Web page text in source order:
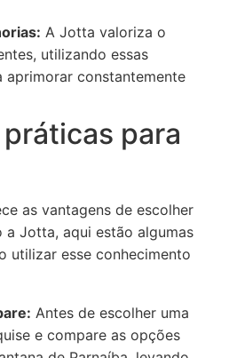
A Jotta valoriza o
utilizando essas
aprimorar constantemente
para
as vantagens de escolher
Jotta, aqui estão algumas
utilizar esse conhecimento
Antes de escolher uma
e compare as opções